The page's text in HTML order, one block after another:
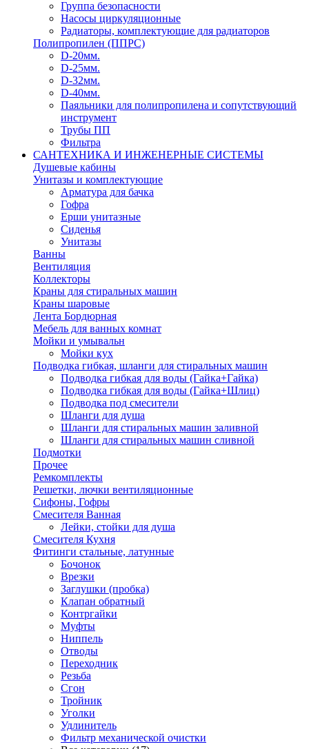
Группа безопасности
Насосы циркуляционные
Радиаторы, комплектующие для радиаторов
Полипропилен (ППРС)
D-20мм.
D-25мм.
D-32мм.
D-40мм.
Паяльники для полипропилена и сопутствующий
инструмент
Трубы ПП
Фильтра
САНТЕХНИКА И ИНЖЕНЕРНЫЕ СИСТЕМЫ
Душевые кабины
Унитазы и комплектующие
Арматура для бачка
Гофра
Ерши унитазные
Сиденья
Унитазы
Ванны
Вентиляция
Коллекторы
Краны для стиральных машин
Краны шаровые
Лента Бордюрная
Мебель для ванных комнат
Мойки и умывальн
Мойки кух
Подводка гибкая, шланги для стиральных машин
Подводка гибкая для воды (Гайка+Гайка)
Подводка гибкая для воды (Гайка+Шлиц)
Подводка под смесители
Шланги для душа
Шланги для стиральных машин заливной
Шланги для стиральных машин сливной
Подмотки
Прочее
Ремкомплекты
Решетки, лючки вентиляционные
Сифоны, Гофры
Смесителя Ванная
Лейки, стойки для душа
Смесителя Кухня
Фитинги стальные, латунные
Бочонок
Врезки
Заглушки (пробка)
Клапан обратный
Контргайки
Муфты
Ниппель
Отводы
Переходник
Резьба
Сгон
Тройник
Уголки
Удлинитель
Фильтр механической очистки